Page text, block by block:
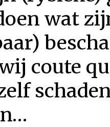
wat
coute